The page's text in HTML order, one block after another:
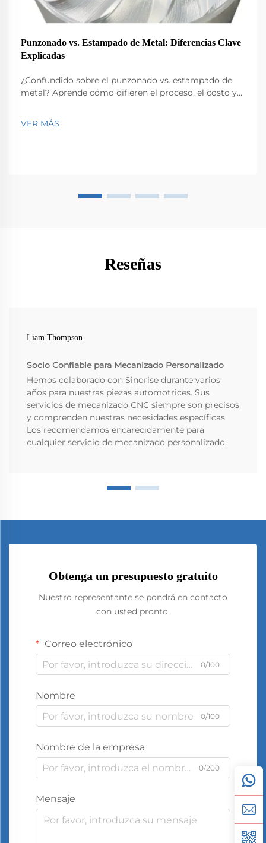
Punzonado vs. Estampado de Metal: Diferencias Clave
Explicadas
¿Confundido sobre el punzonado vs. estampado de
metal? Aprende cómo difieren el proceso, el costo y
producción de alto volumen. Obtén ahora
información experta.
VER MÁS
Reseñas
Liam Thompson
Socio Confiable para Mecanizado Personalizado
Hemos colaborado con Sinorise durante varios
años para nuestras piezas automotrices. Sus
servicios de mecanizado CNC siempre son precisos
y comprenden nuestras necesidades específicas.
Los recomendamos encarecidamente para
cualquier servicio de mecanizado personalizado.
Obtenga un presupuesto gratuito
Nuestro representante se pondrá en contacto
con usted pronto.
Correo electrónico
0/100
Nombre
0/100
Nombre de la empresa
0/200
Mensaje